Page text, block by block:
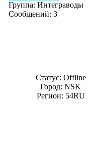
Группа: Интеграводы
Сообщений:3
Статус: Offline
Город: NSK
Регион: 54RU